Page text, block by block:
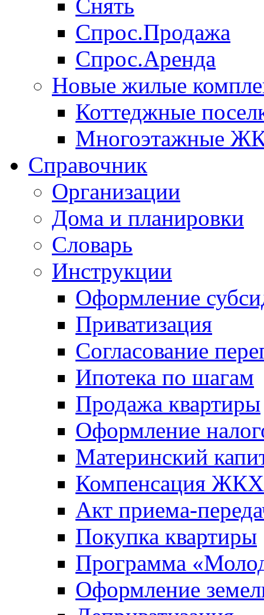
Снять
Спрос.Продажа
Спрос.Аренда
Новые жилые
Коттеджные
Многоэтажные
Справочник
Организации
Дома и планировки
Словарь
Инструкции
Оформление
Приватизация
Согласование
Ипотека по шагам
Продажа квартиры
Оформление
Материнский
Компенсация ЖКХ
Акт приема-
Покупка квартиры
Программа
Оформление